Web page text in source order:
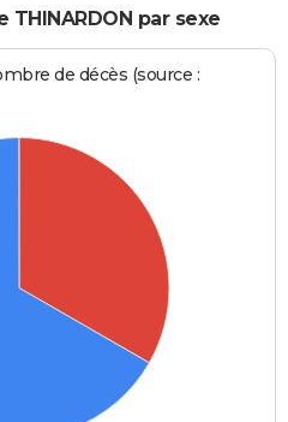
par sexe
de décès (source :